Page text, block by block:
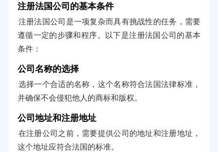
注册法国公司的基本条件
注册法国公司是一项复杂而具有挑战性的任务，需要
遵循一定的步骤和程序。以下是注册法国公司的基本
条件：
公司名称的选择
选择一个合适的名称，这个名称符合法国法律标准，
并确保不会侵犯他人的商标和版权。
公司地址和注册地址
在注册公司之前，需要提供公司的地址和注册地址，
这个地址应符合法国的标准。